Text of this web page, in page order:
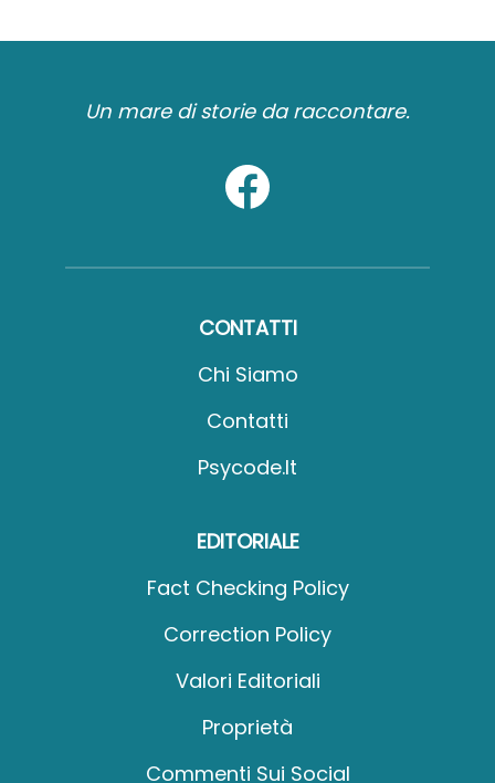
Un mare di storie da raccontare.
CONTATTI
Chi Siamo
Contatti
Psycode.it
EDITORIALE
Fact Checking Policy
Correction Policy
Valori Editoriali
Proprietà
Commenti Sui Social